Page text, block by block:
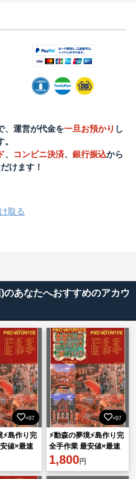
、運営が代金を一旦お預かり し
。
、 コンビニ決済、 銀行振込から
けます！
取る
あなたへおすすめのアカウ
×97
⚡島作り完
値×最速
＆Switch2
×97
⚡動森の夢境⚡島作り完
全手作業 最安値×最速
対応⭐Ver.3.0＆Switch2
対応
1,800円